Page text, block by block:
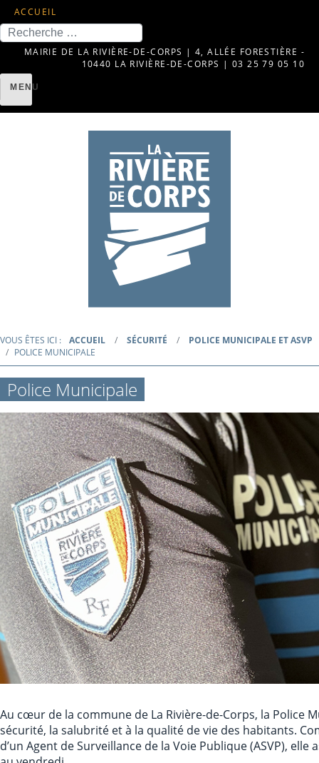
ACCUEIL
Recherche
MAIRIE DE LA RIVIÈRE-DE-CORPS | 4, ALLÉE FORESTIÈRE -
10440 LA RIVIÈRE-DE-CORPS | 03 25 79 05 10
VOUS ÊTES ICI : ACCUEIL SÉCURITÉ
POLICE MUNICIPALE ET ASVP
POLICE MUNICIPALE
Police Municipale
Au cœur de la commune de La Rivière-de-Corps, la Police
sécurité, la salubrité et à la qualité de vie des habitants.
d’un Agent de Surveillance de la Voie Publique (ASVP),